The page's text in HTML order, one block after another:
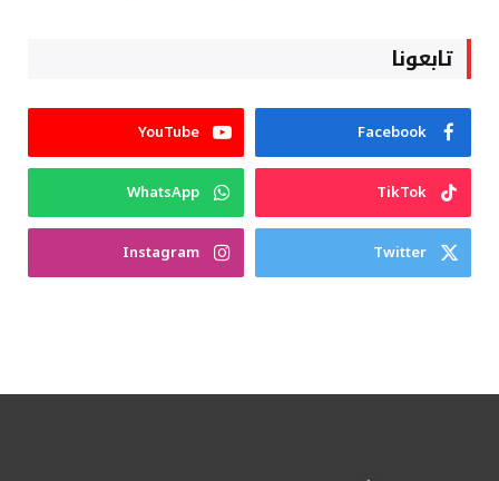
تابعونا
Facebook
YouTube
TikTok
WhatsApp
Twitter
Instagram